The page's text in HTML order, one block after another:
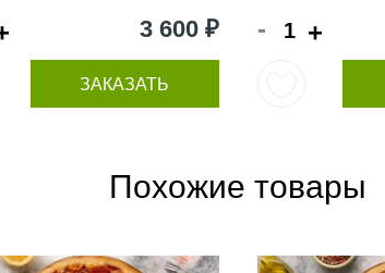
3 600 ₽
ЗАКАЗАТЬ
- +
Похожие товары